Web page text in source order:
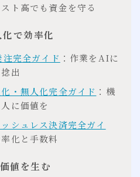
スト高でも資金を守る
で効率化
完全ガイド ：作業をAIに
出
・無人化完全ガイド ：機
に価値を
シュレス決済完全ガイ
化と手数料
値を生む